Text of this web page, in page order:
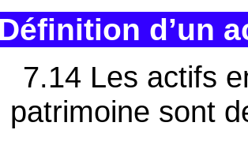
d’un
7.14 Les actifs
patrimoine sont